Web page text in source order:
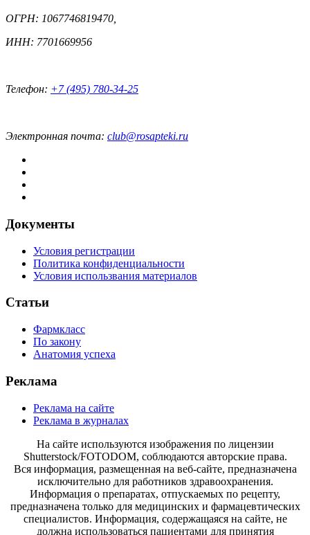
ОГРН: 1067746819470,
ИНН: 7701669956
Телефон: +7 (495) 780-34-25
Электронная почта: club@rosapteki.ru
Документы
Условия регистрации
Политика конфиденциальности
Условия использвания материалов
Статьи
Фармкласс
По закону
Анатомия успеха
Реклама
Реклама на сайте
Реклама в журналах
На сайте используются изображения по лицензии
Shutterstock/FOTODOM, соблюдаются авторские права.
Вся информация, размещенная на веб-сайте, предназначена
исключительно для работников здравоохранения.
Информация о препаратах, отпускаемых по рецепту,
предназначена только для медицинских и фармацевтических
специалистов. Информация, содержащаяся на сайте, не
должна использоваться пациентами для принятия